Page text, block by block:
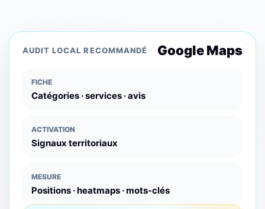
AUDIT LOCAL RECOMMANDÉ Google Maps
FICHE
Catégories · services · avis
ACTIVATION
Signaux territoriaux
MESURE
Positions · heatmaps · mots-clés